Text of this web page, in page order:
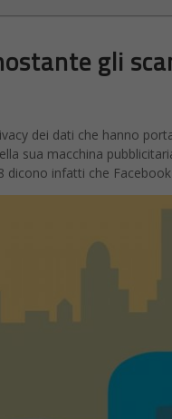
gli
dei dati che hanno
sua macchina
dicono infatti che